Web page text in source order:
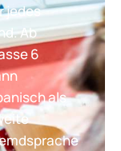
jedes
Ab
6
als